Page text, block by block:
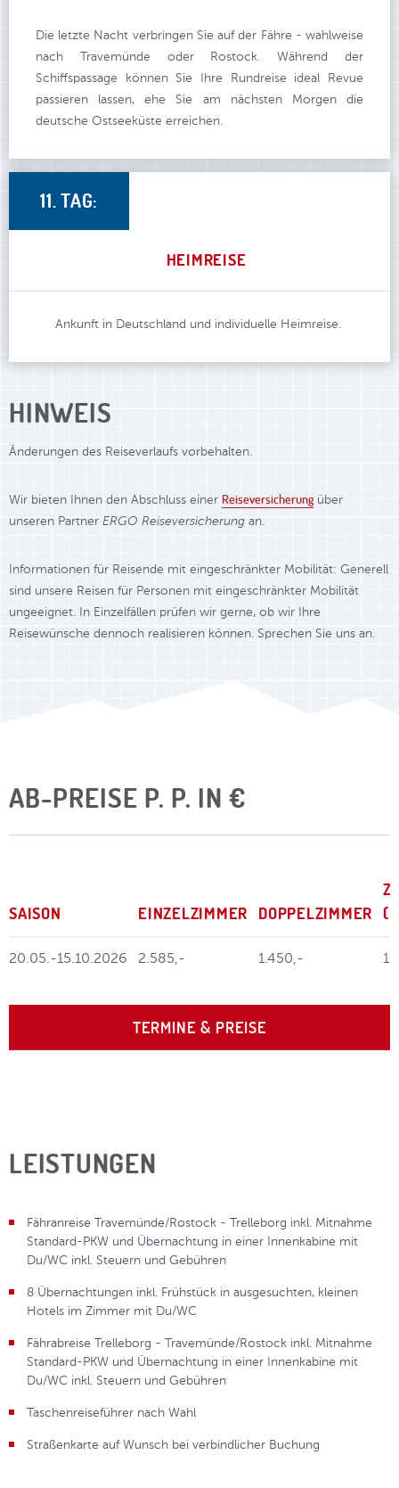
Die letzte Nacht verbringen Sie auf der Fähre - wahlweise
nach Travemünde oder Rostock. Während der
Schiffspassage können Sie Ihre Rundreise ideal Revue
passieren lassen, ehe Sie am nächsten Morgen die
deutsche Ostseeküste erreichen.
11. TAG:
HEIMREISE
Ankunft in Deutschland und individuelle Heimreise.
HINWEIS
Änderungen des Reiseverlaufs vorbehalten.
Wir bieten Ihnen den Abschluss einer Reiseversicherungüber
unseren Partner ERGO Reiseversicherung an.
Informationen für Reisende mit eingeschränkter Mobilität: Generell
sind unsere Reisen für Personen mit eingeschränkter Mobilität
ungeeignet. In Einzelfällen prüfen wir gerne, ob wir Ihre
Reisewünsche dennoch realisieren können. Sprechen Sie uns an.
AB-PREISE P. P. IN €
SAISON EINZELZIMMER DOPPELZIMMER
20.05.-15.10.2026 2.585,- 1.450,-
TERMINE & PREISE
LEISTUNGEN
Fähranreise Travemünde/Rostock - Trelleborg inkl. Mitnahme
Standard-PKW und Übernachtung in einer Innenkabine mit
Du/WC inkl. Steuern und Gebühren
8 Übernachtungen inkl. Frühstück in ausgesuchten, kleinen
Hotels im Zimmer mit Du/WC
Fährabreise Trelleborg - Travemünde/Rostock inkl. Mitnahme
Standard-PKW und Übernachtung in einer Innenkabine mit
Du/WC inkl. Steuern und Gebühren
Taschenreiseführer nach Wahl
Straßenkarte auf Wunsch bei verbindlicher Buchung